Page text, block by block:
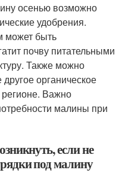
осенью возможно
удобрения.
может быть
почву питательными
Также можно
органическое
Важно
малины при
если не
под малину